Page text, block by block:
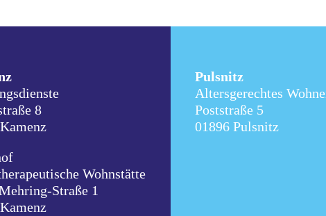
8
Wohnstätte
Straße 1
Pulsnitz
Altersgerechtes
Poststraße 5
01896 Pulsnitz